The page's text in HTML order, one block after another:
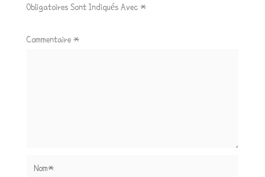
Obligatoires Sont Indiqués Avec *
Commentaire *
Nom*